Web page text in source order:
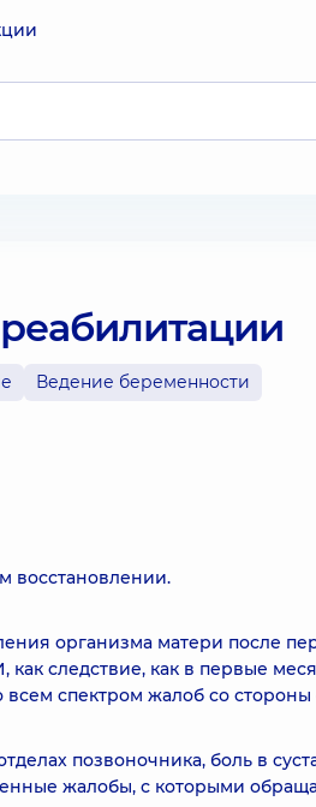
Ведение беременности
восстановлении.
организма матери после
следствие, как в первые
спектром жалоб со
позвоночника, боль в
жалобы, с которыми